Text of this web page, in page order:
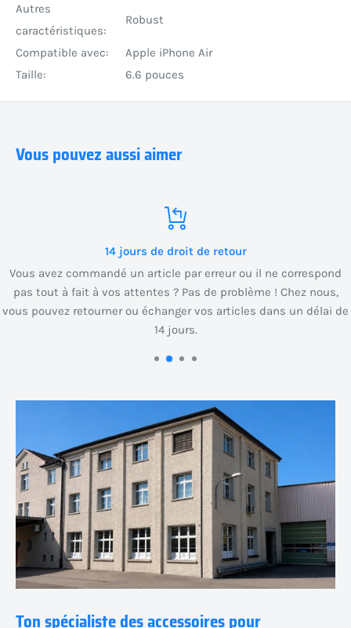
Autres
caractéristiques:
Robust
Compatible avec:
Apple iPhone Air
Taille:
6.6 pouces
Vous pouvez aussi aimer
14 jours de droit de retour
Vous avez commandé un article par erreur ou il ne correspond
pas tout à fait à vos attentes ? Pas de problème ! Chez nous,
vous pouvez retourner ou échanger vos articles dans un délai de
14 jours.
Ton spécialiste des accessoires pour